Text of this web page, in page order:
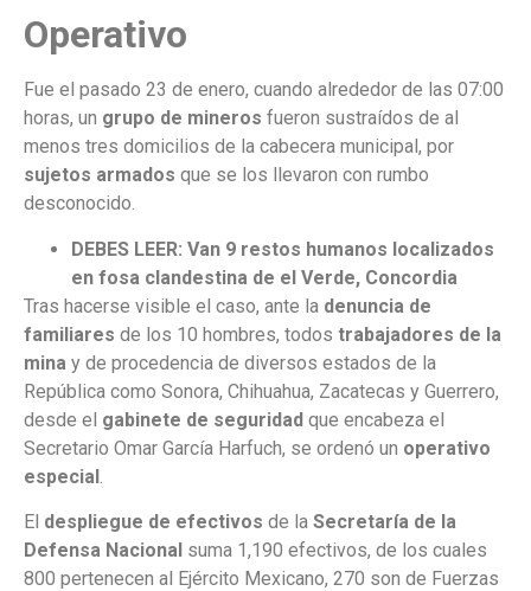
Operativo
Fue el pasado 23 de enero, cuando alrededor de las 07:00
horas, un grupo de mineros fueron sustraídos de al
menos tres domicilios de la cabecera municipal, por
sujetos armados que se los llevaron con rumbo
desconocido.
DEBES LEER: Van 9 restos humanos localizados
en fosa clandestina de el Verde, Concordia
Tras hacerse visible el caso, ante la denuncia de
familiares de los 10 hombres, todos trabajadores de la
mina y de procedencia de diversos estados de la
República como Sonora, Chihuahua, Zacatecas y Guerrero,
desde el gabinete de seguridad que encabeza el
Secretario Omar García Harfuch, se ordenó un operativo
especial.
El despliegue de efectivos de la Secretaría de la
Defensa Nacional suma 1,190 efectivos, de los cuales
800 pertenecen al Ejército Mexicano, 270 son de Fuerzas